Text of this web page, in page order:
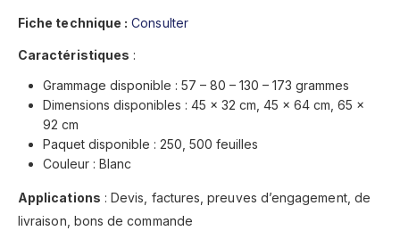
Fiche technique : Consulter
Caractéristiques :
Grammage disponible : 57 – 80 – 130 – 173 grammes
Dimensions disponibles : 45 x 32 cm, 45 x 64 cm, 65 x
92 cm
Paquet disponible : 250, 500 feuilles
Couleur : Blanc
Applications : Devis, factures, preuves d’engagement, de
livraison, bons de commande